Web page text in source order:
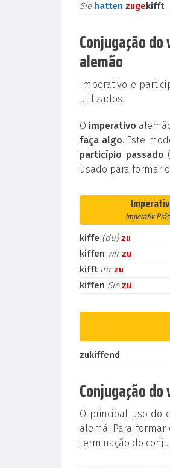
Sie hatten zugekifft
Conjugação
alemão
Imperativo e
utilizados.
O imperativo
faça algo. Este
particípio passado
usado para formar
Imperativ
kiffe (du)zu
kiffen wirzu
kifft ihrzu
kiffen Siezu
zukiffend
Conjugação
O principal uso do
alemã. Para
terminação do